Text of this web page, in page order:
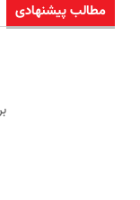
مطالب پیشنهادی